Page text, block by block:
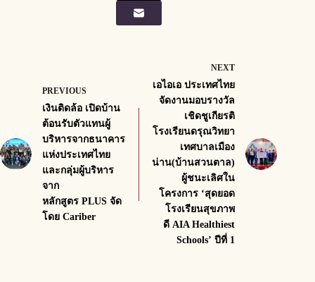
PREVIOUS
เงินติดล้อ เปิดบ้าน
ต้อนรับตัวแทนผู้
บริหารจากธนาคาร
แห่งประเทศไทย
และกลุ่มผู้บริหาร
จาก
หลักสูตร PLUS จัด
โดย Cariber
NEXT
เอไอเอ ประเทศไทย
จัดงานมอบรางวัล
เชิดชูเกียรติ
โรงเรียนดรุณวิทยา
เทศบาลเมือง
น่าน(บ้านสวนตาล)
ผู้ชนะเลิศใน
โครงการ ‘สุดยอด
โรงเรียนสุขภาพ
ดี AIA Healthiest
Schools’ ปีที่ 1